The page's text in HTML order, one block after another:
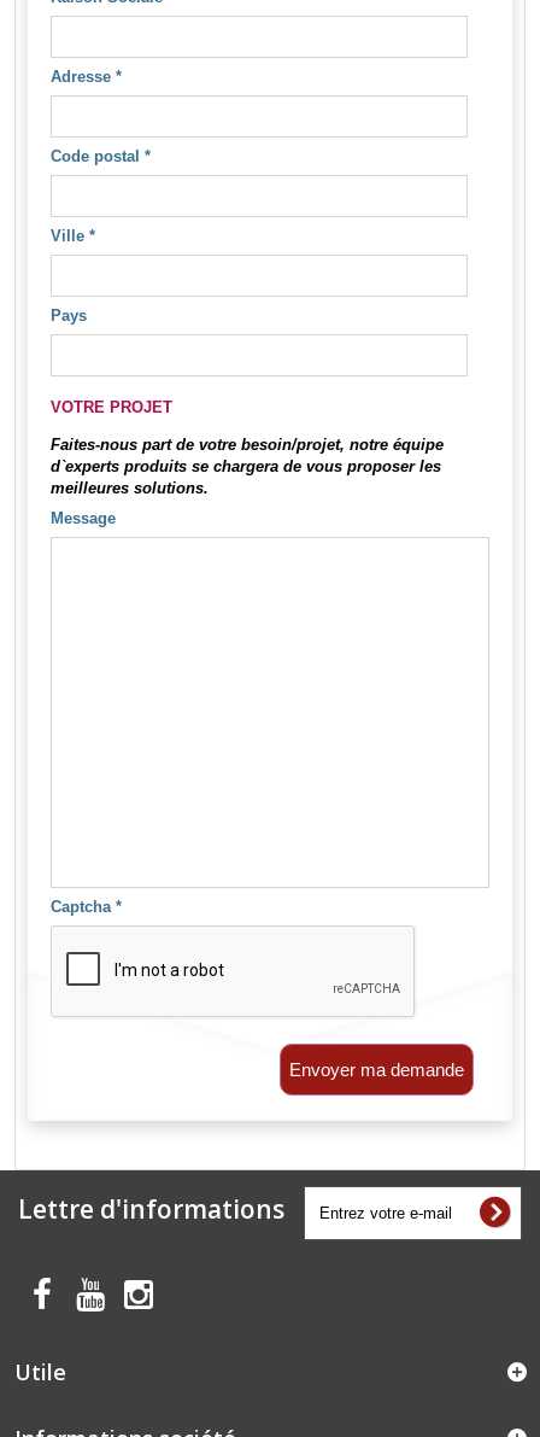
Adresse *
Code postal *
Ville *
Pays
VOTRE PROJET
Faites-nous part de votre besoin/projet, notre équipe
d`experts produits se chargera de vous proposer les
meilleures solutions.
Message
Captcha *
Envoyer ma demande
Lettre d'informations
Utile